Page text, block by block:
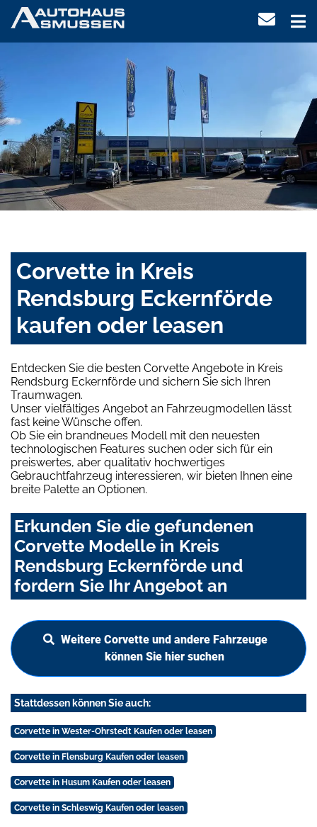
Corvette in Kreis
Rendsburg Eckernförde
kaufen oder leasen
Entdecken Sie die besten Corvette Angebote in Kreis
Rendsburg Eckernförde und sichern Sie sich Ihren
Traumwagen.
Unser vielfältiges Angebot an Fahrzeugmodellen lässt
fast keine Wünsche offen.
Ob Sie ein brandneues Modell mit den neuesten
technologischen Features suchen oder sich für ein
preiswertes, aber qualitativ hochwertiges
Gebrauchtfahrzeug interessieren, wir bieten Ihnen eine
breite Palette an Optionen.
Erkunden Sie die gefundenen
Corvette Modelle in Kreis
Rendsburg Eckernförde und
fordern Sie Ihr Angebot an
Weitere Corvette und andere Fahrzeuge
können Sie hier suchen
Stattdessen können Sie auch:
Corvette in Wester-Ohrstedt Kaufen oder leasen
Corvette in Flensburg Kaufen oder leasen
Corvette in Husum Kaufen oder leasen
Corvette in Schleswig Kaufen oder leasen